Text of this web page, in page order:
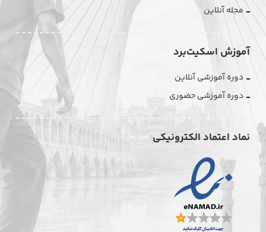
مجله آنلاین
آموزش اسکیت‌برد
دوره آموزشی آنلاین
دوره آموزشی حضوری
نماد اعتماد الکترونیکی